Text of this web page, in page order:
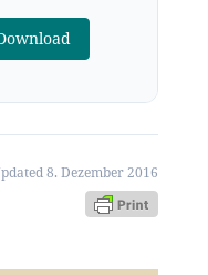
8. Dezember 2016